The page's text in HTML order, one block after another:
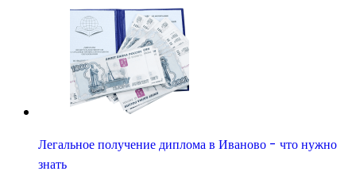
Легальное получение диплома в Иваново - что нужно
знать